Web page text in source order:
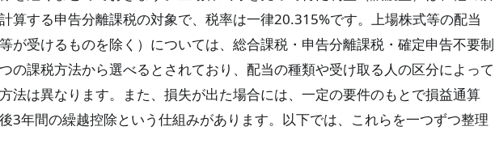
算する申告分離課税の対象で、税率は一律20.315%です。上場株式等の配当
等が受けるものを除く）については、総合課税・申告分離課税・確定申告不要制
の課税方法から選べるとされており、配当の種類や受け取る人の区分によって
法は異なります。また、損失が出た場合には、一定の要件のもとで損益通算
3年間の繰越控除という仕組みがあります。以下では、これらを一つずつ整理